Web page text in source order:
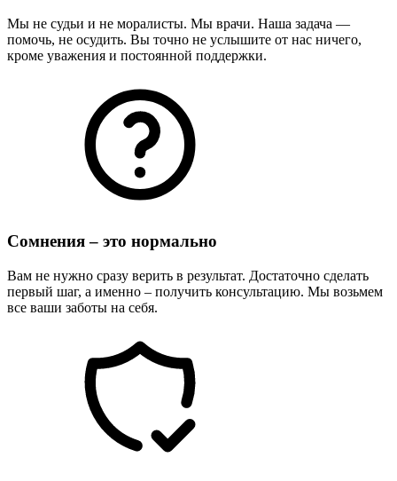
Мы не судьи и не моралисты. Мы врачи. Наша задача —
помочь, не осудить. Вы точно не услышите от нас ничего,
кроме уважения и постоянной поддержки.
Сомнения – это нормально
Вам не нужно сразу верить в результат. Достаточно сделать
первый шаг, а именно – получить консультацию. Мы возьмем
все ваши заботы на себя.